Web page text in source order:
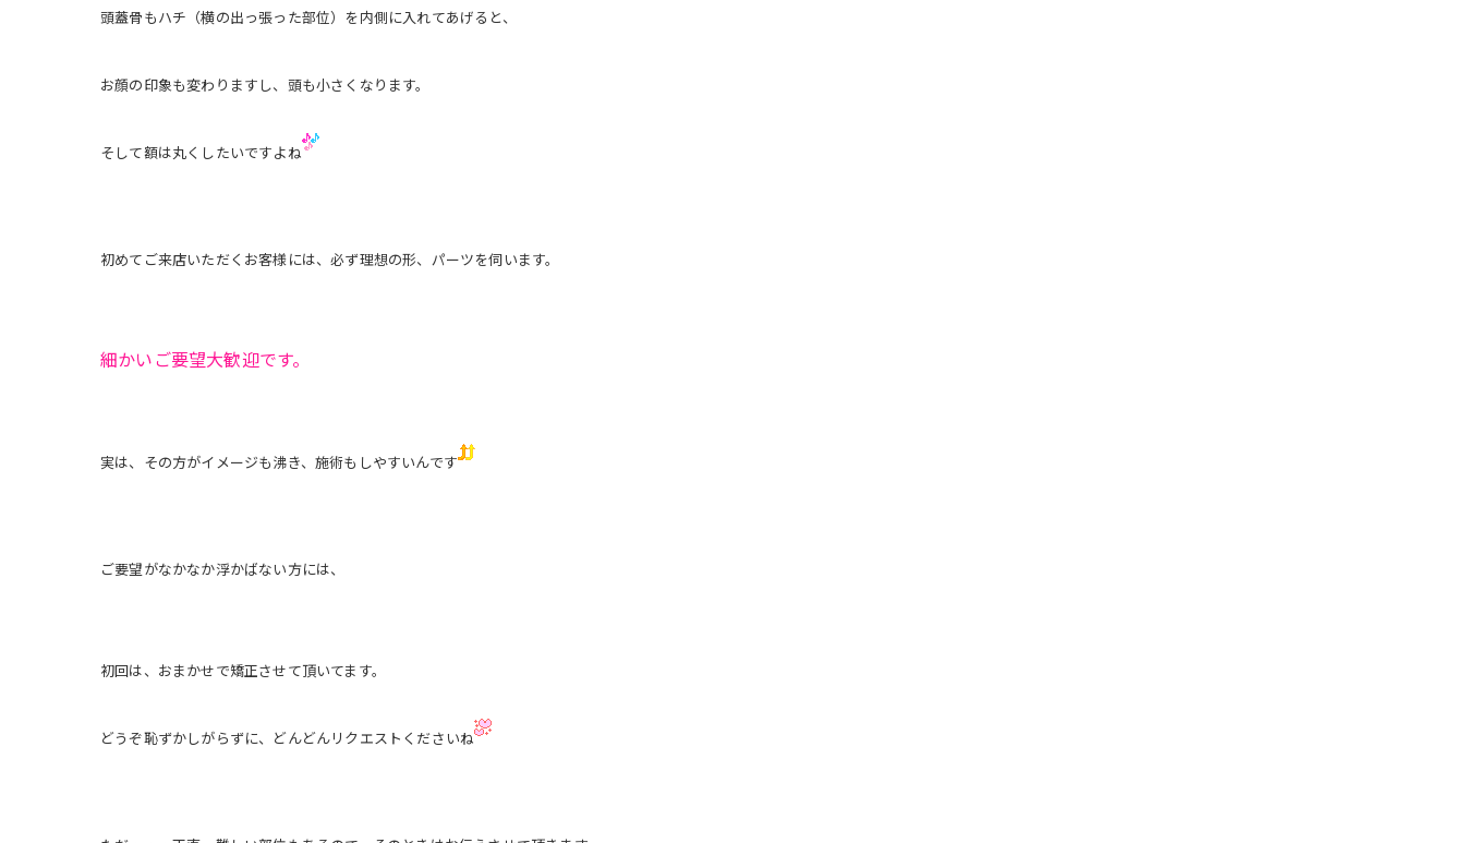
頭蓋骨もハチ（横の出っ張った部位）を内側に入れてあげると、
お顔の印象も変わりますし、頭も小さくなります。
そして額は丸くしたいですよね
初めてご来店いただくお客様には、必ず理想の形、パーツを伺います。
細かいご要望大歓迎です。
実は、その方がイメージも沸き、施術もしやすいんです
ご要望がなかなか浮かばない方には、
初回は、おまかせで矯正させて頂いてます。
どうぞ恥ずかしがらずに、どんどんリクエストくださいね